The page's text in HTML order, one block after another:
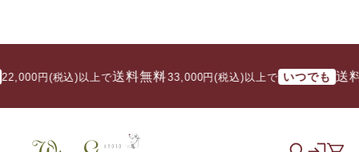
円(税込)以上で送料無料/ 33,000円(税込)以上で いつでも 送料無